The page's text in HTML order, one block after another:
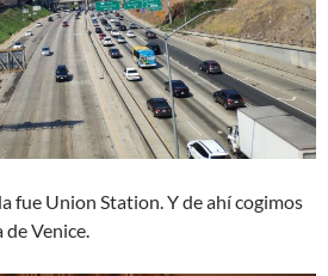
fue Union Station. Y de ahí cogimos
de Venice.